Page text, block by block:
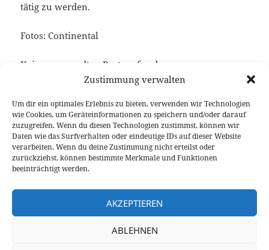
Zustimmung verwalten
Um dir ein optimales Erlebnis zu bieten, verwenden wir Technologien
wie Cookies, um Geräteinformationen zu speichern und/oder darauf
zuzugreifen. Wenn du diesen Technologien zustimmst, können wir
Daten wie das Surfverhalten oder eindeutige IDs auf dieser Website
verarbeiten. Wenn du deine Zustimmung nicht erteilst oder
zurückziehst, können bestimmte Merkmale und Funktionen
beeinträchtigt werden.
AKZEPTIEREN
ABLEHNEN
tätig zu werden.
Fotos: Continental
Keine verwandten Posts gefunden.
Veröffentlicht
am
8. Oktober 2018 Autor
Larissa Rutkowski Kategorien
News
Schlagwörter
Continental
Beitragsnavigation
VORHERIGER
Beitrag:
Für den Selbstfahrer-Chef: Audi A7
Sportback Fahrbericht
Diesel Plug-in Hybride: Mercedes-Benz C